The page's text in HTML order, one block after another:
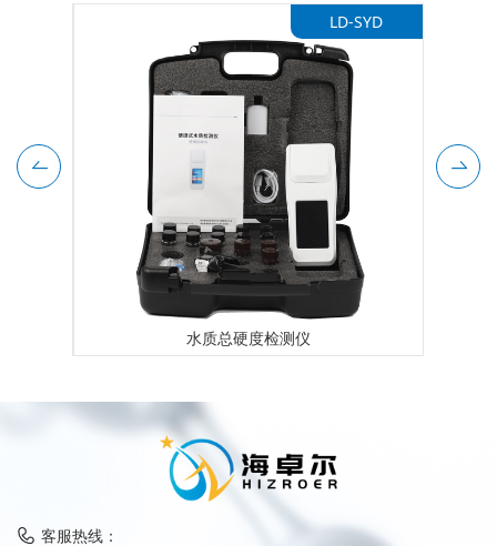
水质总硬度检测仪
LD-SYD
客服热线：